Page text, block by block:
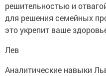
решительностью и
для решения семейных
это укрепит ваше
Лев
Аналитические навыки